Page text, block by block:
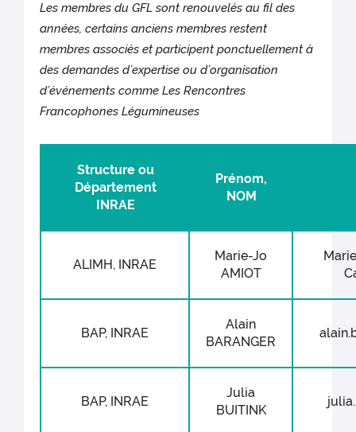
Les membres du GFL sont renouvelés au fil des
années, certains anciens membres restent
membres associés et participent ponctuellement à
des demandes d’expertise ou d’organisation
d’événements comme Les Rencontres
Francophones Légumineuses
Structure ou
Département
INRAE
Prénom,
NOM
ALIMH, INRAE
Marie-Jo
AMIOT
BAP, INRAE
Alain
BARANGER
BAP, INRAE
Julia
BUITINK